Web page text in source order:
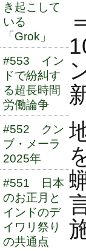
き起こして
いる
「Grok」
#553 イン
ドで紛糾す
る超長時間
労働論争
#552 クン
ブ・メーラ
2025年
#551 日本
のお正月と
インドのデ
イワリ祭り
の共通点